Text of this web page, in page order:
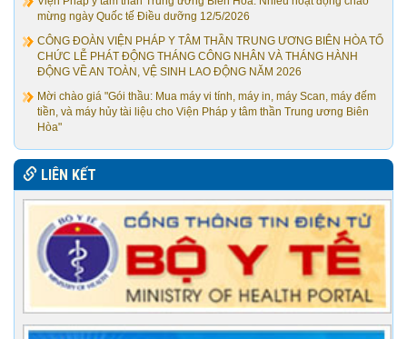
mừng ngày Quốc tế Điều dưỡng 12/5/2026
CÔNG ĐOÀN VIỆN PHÁP Y TÂM THẦN TRUNG ƯƠNG BIÊN HÒA TỔ
CHỨC LỄ PHÁT ĐỘNG THÁNG CÔNG NHÂN VÀ THÁNG HÀNH
ĐỘNG VỀ AN TOÀN, VỆ SINH LAO ĐỘNG NĂM 2026
Mời chào giá "Gói thầu: Mua máy vi tính, máy in, máy Scan, máy đếm
tiền, và máy hủy tài liệu cho Viện Pháp y tâm thần Trung ương Biên
Hòa"
LIÊN KẾT